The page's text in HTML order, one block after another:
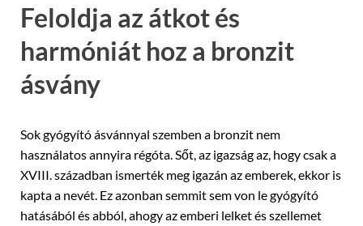
Feloldja az átkot és
harmóniát hoz a bronzit
ásvány
Sok gyógyító ásvánnyal szemben a bronzit nem
használatos annyira régóta. Sőt, az igazság az, hogy csak a
XVIII. században ismerték meg igazán az emberek, ekkor is
kapta a nevét. Ez azonban semmit sem von le gyógyító
hatásából és abból, ahogy az emberi lelket és szellemet